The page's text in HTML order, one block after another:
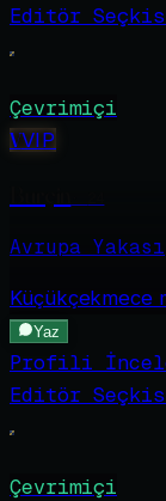
Editör
Çevrimiçi
VVIP
Avrupa Yakası
Küçükçekmece
Yaz
Profili
Editör
Çevrimiçi